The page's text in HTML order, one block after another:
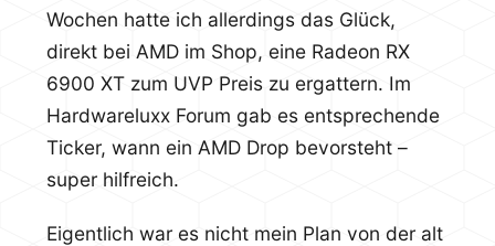
Wochen hatte ich allerdings das Glück,
direkt bei AMD im Shop, eine Radeon RX
6900 XT zum UVP Preis zu ergattern. Im
Hardwareluxx Forum gab es entsprechende
Ticker, wann ein AMD Drop bevorsteht –
super hilfreich.
Eigentlich war es nicht mein Plan von der alt